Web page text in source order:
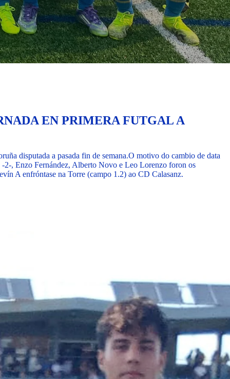
EN PRIMERA FUTGAL A
disputada a pasada fin de semana.O motivo do cambio de data
-2-, Enzo Fernández, Alberto Novo e Leo Lorenzo foron os
A enfróntase na Torre (campo 1.2) ao CD Calasanz.